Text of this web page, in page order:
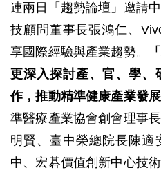
連兩日「趨勢論壇」邀請
技顧問董事長張鴻仁、
享國際經驗與產業趨勢。
更深入探討產、官、學、
作，推動精準健康產業發
準醫療產業協會創會理事
明賢、臺中榮總院長陳適
中、宏碁價值創新中心技